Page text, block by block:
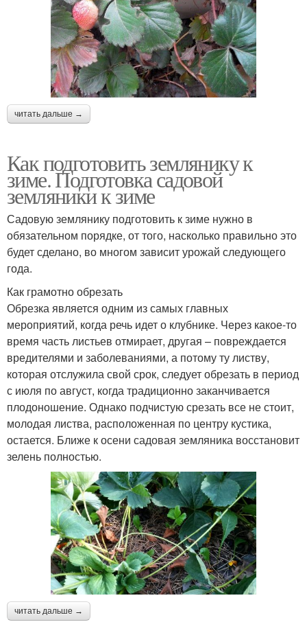
читать дальше →
Как подготовить землянику к
зиме. Подготовка садовой
земляники к зиме
Садовую землянику подготовить к зиме нужно в
обязательном порядке, от того, насколько правильно это
будет сделано, во многом зависит урожай следующего
года.
Как грамотно обрезать
Обрезка является одним из самых главных
мероприятий, когда речь идет о клубнике. Через какое-то
время часть листьев отмирает, другая – повреждается
вредителями и заболеваниями, а потому ту листву,
которая отслужила свой срок, следует обрезать в период
с июля по август, когда традиционно заканчивается
плодоношение. Однако подчистую срезать все не стоит,
молодая листва, расположенная по центру кустика,
остается. Ближе к осени садовая земляника восстановит
зелень полностью.
читать дальше →